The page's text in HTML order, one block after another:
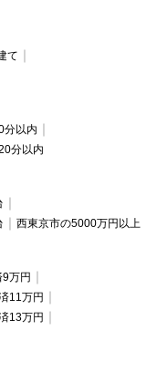
て
分以内
分以内
西東京市の5000万円以上
万円
11万円
13万円